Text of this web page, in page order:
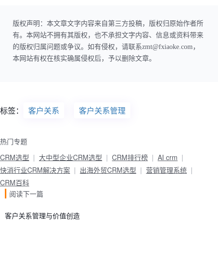
版权声明：本文章文字内容来自第三方投稿，版权归原始作者所
有。本网站不拥有其版权，也不承担文字内容、信息或资料带来
的版权归属问题或争议。如有侵权，请联系zmt@fxiaoke.com，
本网站有权在核实确属侵权后，予以删除文章。
标签： 客户关系 客户关系管理
热门专题
CRM选型
大中型企业CRM选型 CRM排行榜
AI crm
快消行业CRM解决方案
出海外贸CRM选型
营销管理系统
CRM百科
阅读下一篇
客户关系管理与价值创造